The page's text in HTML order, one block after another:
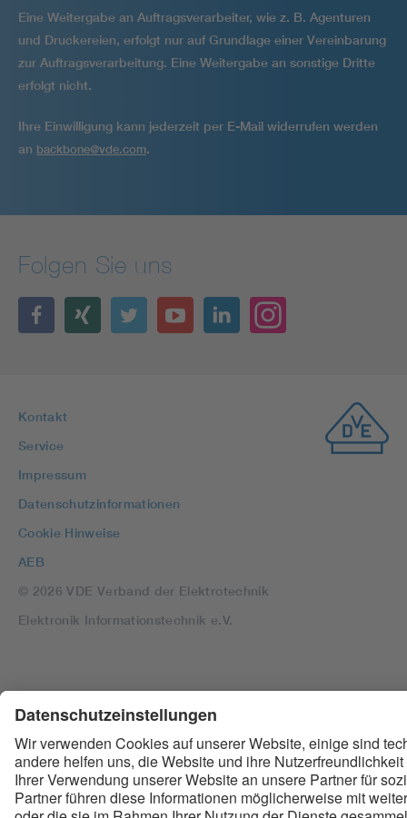
Eine Weitergabe an Auftragsverarbeiter, wie z. B. Agenturen
und Druckereien, erfolgt nur auf Grundlage einer Vereinbarung
zur Auftragsver­arbeitung. Eine Weitergabe an sonstige Dritte
erfolgt nicht.
Ihre Einwilligung kann jederzeit per E-Mail widerrufen werden
an backbone@vde.com.
Folgen Sie uns
Kontakt
Service
Impressum
Datenschutzinformationen
Cookie Hinweise
AEB
© 2026 VDE Verband der Elektrotechnik
Elektronik Informationstechnik e.V.